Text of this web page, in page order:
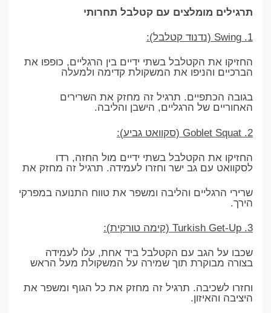
תרגילים מומלצים עם קטלבל תחרותי
1. Swing (נדנוד קטלבל):
החזיקו את הקטלבל בשתי ידיים בין הרגליים, כופפו את
הברכיים והניפו את המשקולת קדימה ולמעלה
בגובה הכתפיים. תרגיל זה מחזק את השרירים
האחוריים של הרגליים, הישבן והליבה.
2. Goblet Squat (סקוואט גביע):
החזיקו את הקטלבל בשתי ידיים מול החזה, רדו
לסקוואט עם גב ישר וחזרו לעמידה. תרגיל זה מחזק את
שרירי הרגליים והליבה ומשפר את טווח התנועה במפרקי
הירך.
3. Turkish Get-Up (קימה טורקית):
שכבו על הגב עם הקטלבל ביד אחת, עלו לעמידה
בצורה מבוקרת תוך שמירה על המשקולת מעל הראש
וחזרו לשכיבה. תרגיל זה מחזק את כל הגוף ומשפר את
היציבה והאיזון.